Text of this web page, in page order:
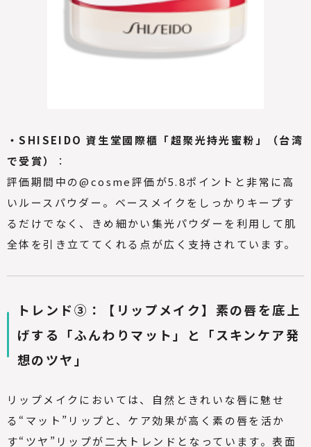
・SHISEIDO 資生堂國際櫃「超聚光持光蜜粉」（台湾
で受賞）
：
評価期間中の@cosme評価が5.8ポイントと非常に高
いルースパウダー。ベースメイクをしっかりキープす
るだけでなく、きめ細かい集光パウダーを利用して肌
全体を引き立ててくれる点が広く支持されています。
トレンド③：【リップメイク】素の唇を底上
げする「ふんわりマット」と「スキンケア発
想のツヤ」
リップメイクにおいては、自然ときれいな唇に魅せ
る“マット”リップと、ケア効果が高く素の唇を活か
す“ツヤ”リップが二大トレンドとなっています。表面